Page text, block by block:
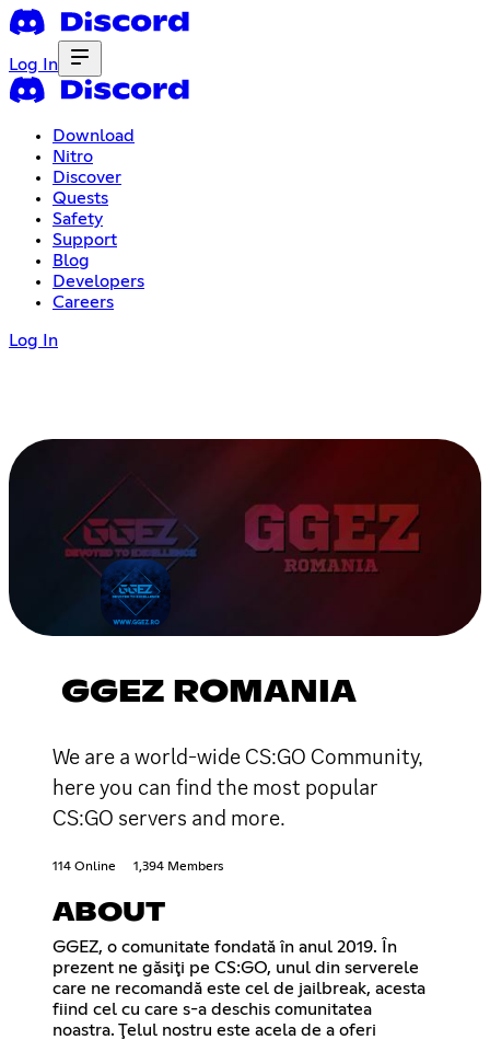
Log In
Download
Nitro
Discover
Quests
Safety
Support
Blog
Developers
Careers
Log In
GGEZ ROMANIA
We are a world-wide CS:GO Community,
here you can find the most popular
CS:GO servers and more.
114 Online 1,394 Members
ABOUT
GGEZ, o comunitate fondată în anul 2019. În
prezent ne găsiţi pe CS:GO, unul din serverele
care ne recomandă este cel de jailbreak, acesta
fiind cel cu care s-a deschis comunitatea
noastra. Ţelul nostru este acela de a oferi